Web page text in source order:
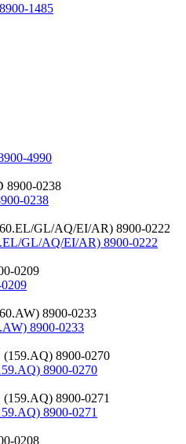
1485
4990
0238
GL/AQ/EI/AR) 8900-0222
8900-0233
8900-0270
8900-0271